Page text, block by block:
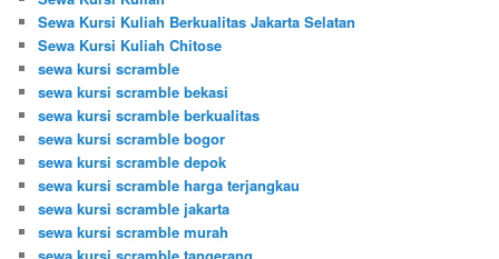
Sewa Kursi Kuliah Berkualitas Jakarta Selatan
Sewa Kursi Kuliah Chitose
sewa kursi scramble
sewa kursi scramble bekasi
sewa kursi scramble berkualitas
sewa kursi scramble bogor
sewa kursi scramble depok
sewa kursi scramble harga terjangkau
sewa kursi scramble jakarta
sewa kursi scramble murah